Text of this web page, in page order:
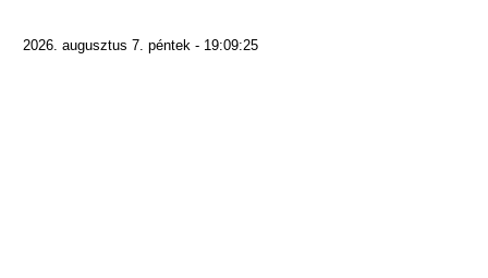
2026. augusztus 7. péntek - 19:09:25